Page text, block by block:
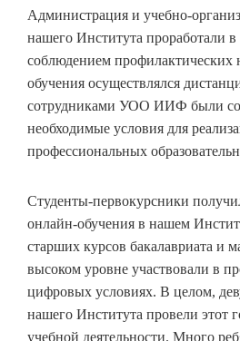
Администрация и учебно-
нашего Института проработали
соблюдением профилактических
обучения осуществлялся
сотрудниками УОО ИИФ были
необходимые условия для
профессиональных
Студенты-первокурсники
онлайн-обучения в нашем
старших курсов бакалавриата и
высоком уровне участвовали в
цифровых условиях. В целом,
нашего Института провели этот
учебной деятельности. Много